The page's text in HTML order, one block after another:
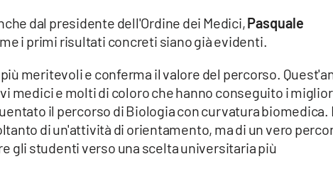
dal presidente dell'Ordine dei Medici,Pasquale
i primi risultati concreti siano già evidenti.
meritevoli e conferma il valore del percorso.
medici e molti di coloro che hanno conseguito i
il percorso di Biologia con curvatura biomedica.
di un'attività di orientamento, ma di un vero
gli studenti verso una scelta universitaria più